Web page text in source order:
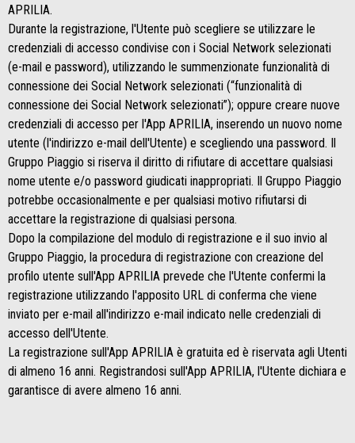
APRILIA.
Durante la registrazione, l'Utente può scegliere se utilizzare le
credenziali di accesso condivise con i Social Network selezionati
(e-mail e password), utilizzando le summenzionate funzionalità di
connessione dei Social Network selezionati (“funzionalità di
connessione dei Social Network selezionati”); oppure creare nuove
credenziali di accesso per l'App APRILIA, inserendo un nuovo nome
utente (l'indirizzo e-mail dell'Utente) e scegliendo una password. Il
Gruppo Piaggio si riserva il diritto di rifiutare di accettare qualsiasi
nome utente e/o password giudicati inappropriati. Il Gruppo Piaggio
potrebbe occasionalmente e per qualsiasi motivo rifiutarsi di
accettare la registrazione di qualsiasi persona.
Dopo la compilazione del modulo di registrazione e il suo invio al
Gruppo Piaggio, la procedura di registrazione con creazione del
profilo utente sull'App APRILIA prevede che l'Utente confermi la
registrazione utilizzando l'apposito URL di conferma che viene
inviato per e-mail all'indirizzo e-mail indicato nelle credenziali di
accesso dell'Utente.
La registrazione sull'App APRILIA è gratuita ed è riservata agli Utenti
di almeno 16 anni. Registrandosi sull'App APRILIA, l'Utente dichiara e
garantisce di avere almeno 16 anni.